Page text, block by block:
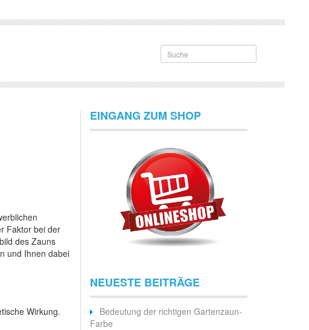
Suche
Faktor bei der
des Zauns
und Ihnen dabei
Wirkung.
EINGANG ZUM SHOP
NEUESTE BEITRÄGE
Bedeutung der richtigen Gartenzaun-
Farbe